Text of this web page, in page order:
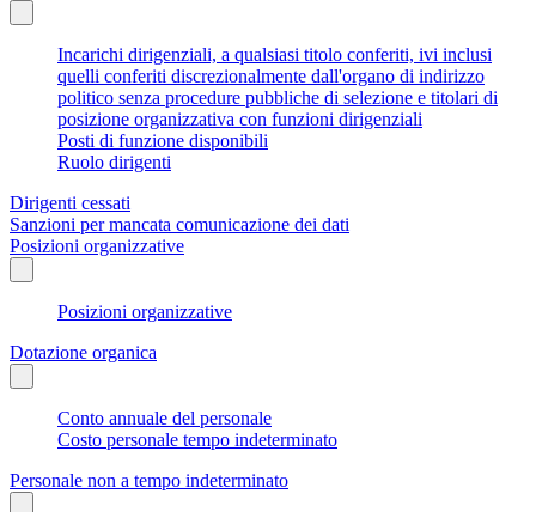
Incarichi dirigenziali, a qualsiasi titolo conferiti, ivi inclusi
quelli conferiti discrezionalmente dall'organo di indirizzo
politico senza procedure pubbliche di selezione e titolari di
posizione organizzativa con funzioni dirigenziali
Posti di funzione disponibili
Ruolo dirigenti
Dirigenti cessati
Sanzioni per mancata comunicazione dei dati
Posizioni organizzative
Posizioni organizzative
Dotazione organica
Conto annuale del personale
Costo personale tempo indeterminato
Personale non a tempo indeterminato